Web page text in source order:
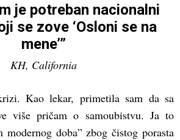
je potreban nacionalni
se zove ‘Osloni se na
mene’”
KH, California
Kao lekar, primetila sam da sa
više pričam o samoubistvu. Ja to
modernog doba” zbog čistog porasta